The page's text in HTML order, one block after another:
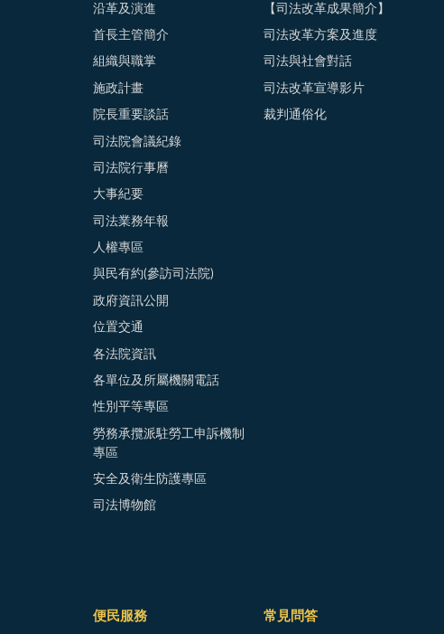
沿革及演進
首長主管簡介
組織與職掌
施政計畫
院長重要談話
司法院會議紀錄
司法院行事曆
大事紀要
司法業務年報
人權專區
與民有約(參訪司法院)
政府資訊公開
位置交通
各法院資訊
各單位及所屬機關電話
性別平等專區
勞務承攬派駐勞工申訴機制
專區
安全及衛生防護專區
司法博物館
【司法改革成果簡介】
司法改革方案及進度
司法與社會對話
司法改革宣導影片
裁判通俗化
便民服務 常見問答